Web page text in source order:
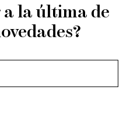
a la última de